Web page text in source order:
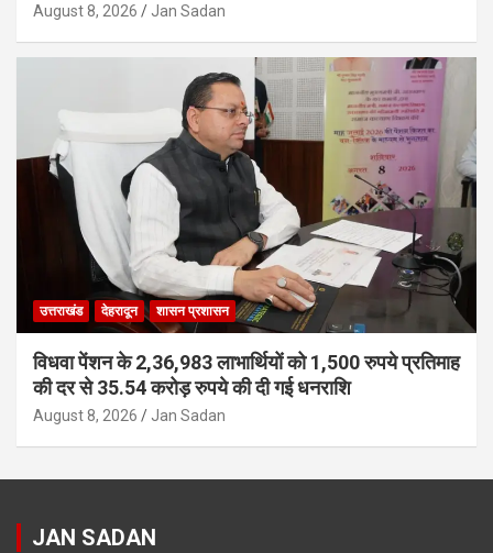
August 8, 2026 Jan Sadan
उत्तराखंड देहरादून शासन प्रशासन
विधवा पेंशन के 2,36,983 लाभार्थियों को 1,500 रुपये प्रतिमाह
की दर से 35.54 करोड़ रुपये की दी गई धनराशि
August 8, 2026 Jan Sadan
JAN SADAN